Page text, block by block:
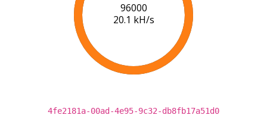
98000
20.2 kH/s
4fe2181a-00ad-4e95-9c32-db8fb17a51d0